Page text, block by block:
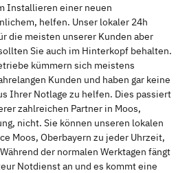
Installieren einer neuen
helfen. Unser lokaler 24h
die meisten unserer Kunden aber
Sie auch im Hinterkopf behalten.
kümmern sich meistens
Kunden und haben gar keine
Ihrer Notlage zu helfen. Dies passiert
zahlreichen Partner in Moos,
nicht. Sie können unseren lokalen
Moos, Oberbayern zu jeder Uhrzeit,
der normalen Werktagen fängt
Notdienst an und es kommt eine